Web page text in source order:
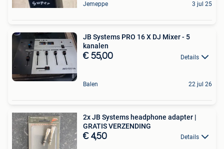
Jemeppe 3 jul 25
JB Systems PRO 16 X DJ Mixer - 5
kanalen
€ 55,00 Details
Balen 22 jul 26
2x JB Systems headphone adapter |
GRATIS VERZENDING
€ 4,50 Details